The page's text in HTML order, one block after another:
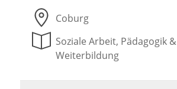
Coburg
Soziale Arbeit, Pädagogik &
Weiterbildung